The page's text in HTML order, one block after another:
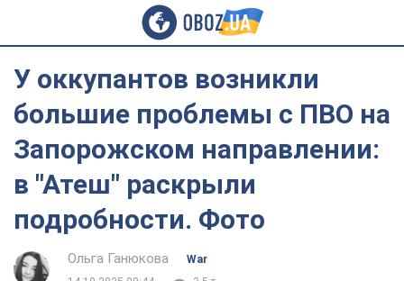
У оккупантов возникли
большие проблемы с ПВО на
Запорожском направлении:
в "Атеш" раскрыли
подробности. Фото
Ольга Ганюкова
War